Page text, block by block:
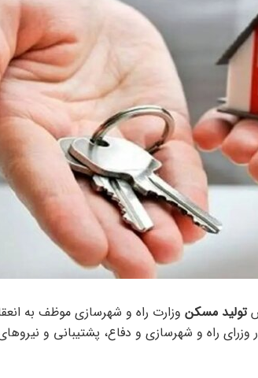
تولید مسکن وزارت راه و شهرسازی موظف به
راه و شهرسازی و دفاع، پشتیبانی و